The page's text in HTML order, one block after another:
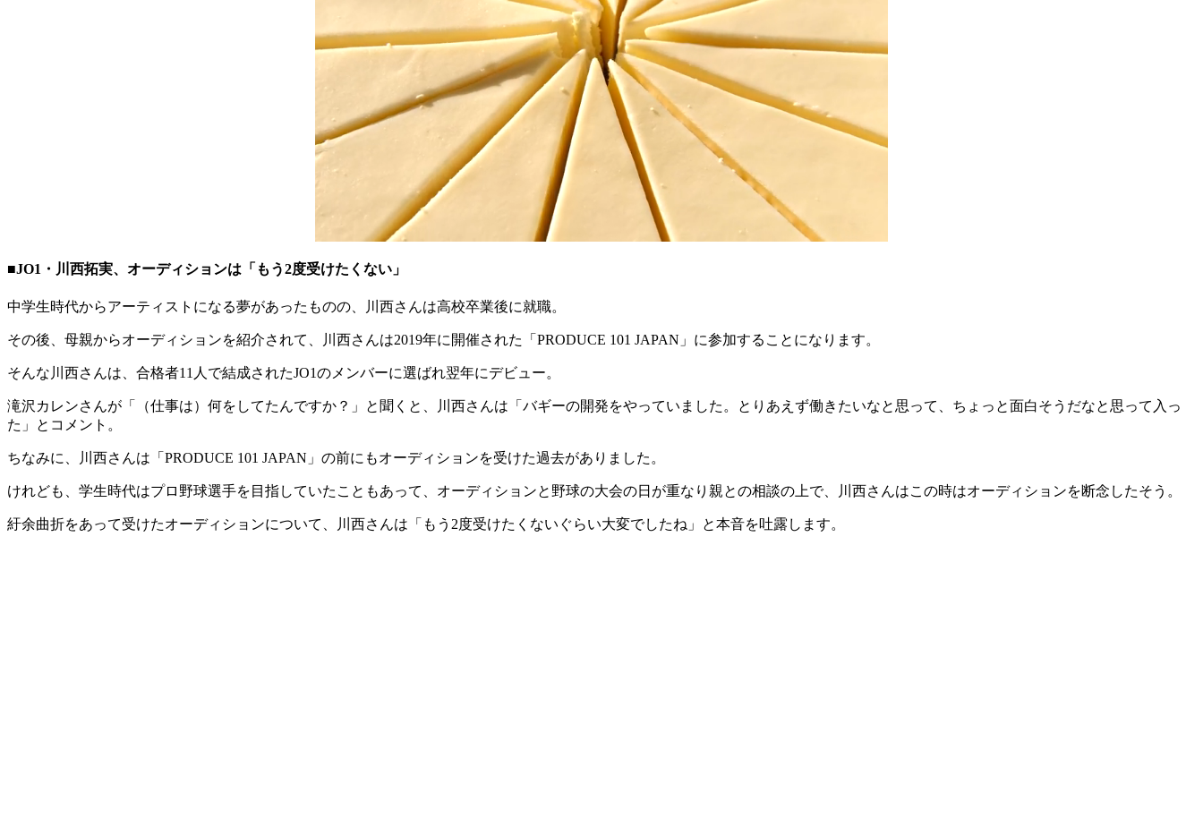
■JO1・川西拓実、オーディションは「もう2度受けたくない」
中学生時代からアーティストになる夢があったものの、川西さんは高校卒業後に就職。
その後、母親からオーディションを紹介されて、川西さんは2019年に開催された「PRODUCE 101 JAPAN」に参加することになります。
そんな川西さんは、合格者11人で結成されたJO1のメンバーに選ばれ翌年にデビュー。
滝沢カレンさんが「（仕事は）何をしてたんですか？」と聞くと、川西さんは「バギーの開発をやっていました。とりあえず働きたいなと思って、ちょっと面白そうだなと思って入っ
た」とコメント。
ちなみに、川西さんは「PRODUCE 101 JAPAN」の前にもオーディションを受けた過去がありました。
けれども、学生時代はプロ野球選手を目指していたこともあって、オーディションと野球の大会の日が重なり親との相談の上で、川西さんはこの時はオーディションを断念したそう。
紆余曲折をあって受けたオーディションについて、川西さんは「もう2度受けたくないぐらい大変でしたね」と本音を吐露します。